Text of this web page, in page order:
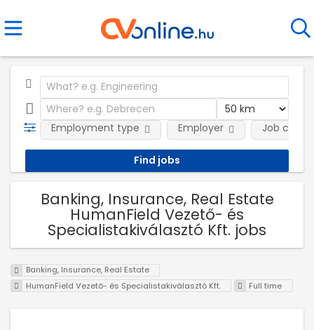
Employment type Employer Job
Banking, Insurance, Real Estate
HumanField Vezető- és
Specialistakiválasztó Kft. jobs
Banking, Insurance, Real Estate
HumanField Vezető- és Specialistakiválasztó Kft.
Full time